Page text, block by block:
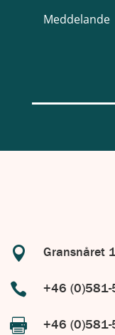
 Gransnåret
 +46
 +46